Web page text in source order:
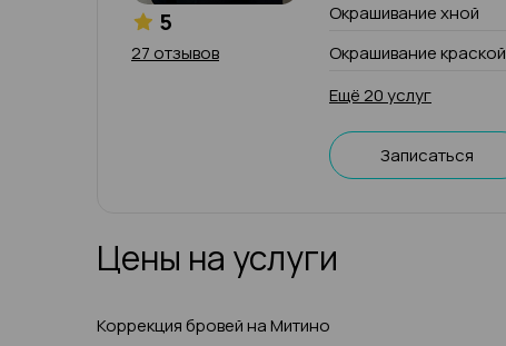
5
27 отзывов
Окрашивание хной
Окрашивание краской
Ещё 20 услуг
Записаться
Цены на услуги
Коррекция бровей на Митино